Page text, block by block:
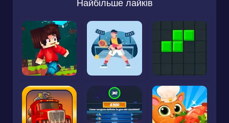
Найбільше лайків